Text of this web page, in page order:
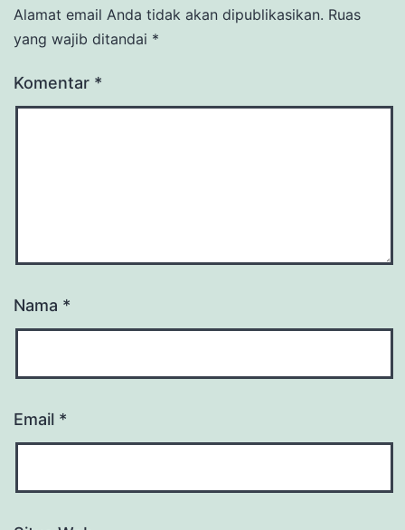
Alamat email Anda tidak akan dipublikasikan. Ruas
yang wajib ditandai *
Komentar *
Nama *
Email *